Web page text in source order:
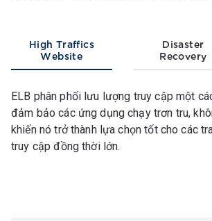
High Traffics
Website
Disaster
Recovery
ELB phân phối lưu lượng truy cập một
đảm bảo các ứng dụng chạy trơn tru,
khiến nó trở thành lựa chọn tốt cho các
truy cập đồng thời lớn.